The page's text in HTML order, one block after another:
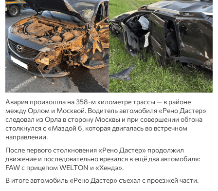
Авария произошла на 358‑м километре трассы — в районе
между Орлом и Москвой. Водитель автомобиля «Рено Дастер»
следовал из Орла в сторону Москвы и при совершении обгона
столкнулся с «Маздой 6, которая двигалась во встречном
направлении.
После первого столкновения «Рено Дастер» продолжил
движение и последовательно врезался в ещё два автомобиля:
FAW с прицепом WELTON и «Хендэ».
В итоге автомобиль «Рено Дастер» съехал с проезжей части.